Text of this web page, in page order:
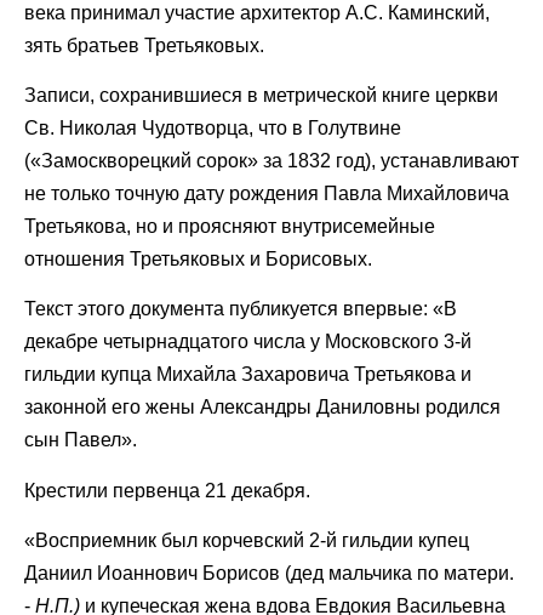
века принимал участие архитектор А.С. Каминский,
зять братьев Третьяковых.
Записи, сохранившиеся в метрической книге церкви
Св. Николая Чудотворца, что в Голутвине
(«Замоскворецкий сорок» за 1832 год), устанавливают
не только точную дату рождения Павла Михайловича
Третьякова, но и проясняют внутрисемейные
отношения Третьяковых и Борисовых.
Текст этого документа публикуется впервые: «В
декабре четырнадцатого числа у Московского 3-й
гильдии купца Михайла Захаровича Третьякова и
законной его жены Александры Даниловны родился
сын Павел».
Крестили первенца 21 декабря.
«Восприемник был корчевский 2-й гильдии купец
Даниил Иоаннович Борисов (дед мальчика по матери.
- Н.П.) и купеческая жена вдова Евдокия Васильевна